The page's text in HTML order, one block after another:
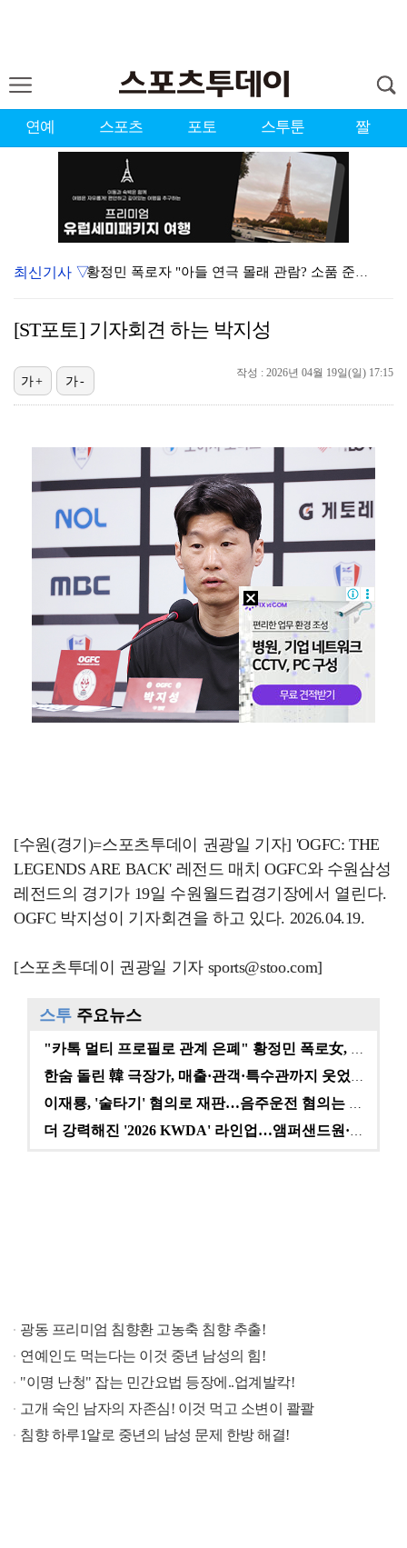
연예 스포츠 포토 스투툰 짤
황정민 폭로자 "아들 연극 몰래 관람? 소품 준비 돕고…
KBO, 기록적인 폭염으로 9일까지 리그 중단…내달 6…
"매출 10% 안주면 폭로" 박나래 前 매니저 2명, …
'나솔' 24기 옥순, 출연료 미지급 폭로 "1년 넘게…
'폭염 영향' 프로야구, 9일까지 리그 중단 결정…11…
최신기사 ▽
[ST포토] 기자회견 하는 박지성
작성 : 2026년 04월 19일(일) 17:15
가+ 가-
[수원(경기)=스포츠투데이 권광일 기자] 'OGFC: THE
LEGENDS ARE BACK' 레전드 매치 OGFC와 수원삼성
레전드의 경기가 19일 수원월드컵경기장에서 열린다.
OGFC 박지성이 기자회견을 하고 있다. 2026.04.19.
[스포츠투데이 권광일 기자 sports@stoo.com]
스투 주요뉴스